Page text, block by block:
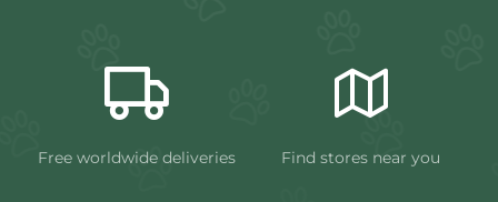
Free worldwide deliveries Find stores near you